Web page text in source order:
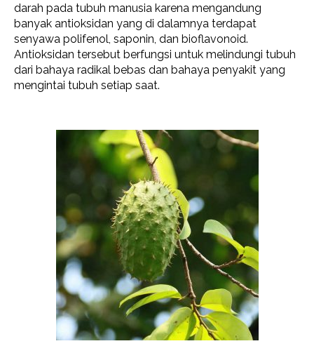
darah pada tubuh manusia karena mengandung
banyak antioksidan yang di dalamnya terdapat
senyawa polifenol, saponin, dan bioflavonoid.
Antioksidan tersebut berfungsi untuk melindungi tubuh
dari bahaya radikal bebas dan bahaya penyakit yang
mengintai tubuh setiap saat.